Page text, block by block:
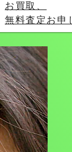
お買取、
無料査定お申